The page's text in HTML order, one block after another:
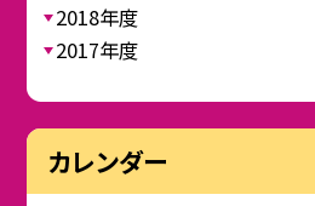
2018年度
2017年度
カレンダー